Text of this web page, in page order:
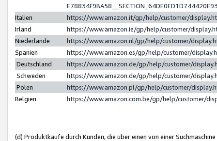
Italien
https://www.amazon.it/gp/help/customer/
Irland
https://www.amazon.ie/gp/help/customer/
Niederlande
https://www.amazon.nl/gp/help/customer/
Spanien
https://www.amazon.es/gp/help/customer/
Deutschland
https://www.amazon.de/gp/help/customer/
Schweden
https://www.amazon.de/gp/help/customer/
Polen
https://www.amazon.pl/gp/help/customer/
Belgien
https://www.amazon.com.be/gp/help/customer/
(d) Produktkäufe durch Kunden, die über einen von einer